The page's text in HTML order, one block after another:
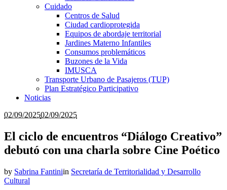
Cuidado
Centros de Salud
Ciudad cardioprotegida
Equipos de abordaje territorial
Jardines Materno Infantiles
Consumos problemáticos
Buzones de la Vida
IMUSCA
Transporte Urbano de Pasajeros (TUP)
Plan Estratégico Participativo
Noticias
02/09/202502/09/2025
El ciclo de encuentros “Diálogo Creativo”
debutó con una charla sobre Cine Poético
by Sabrina Fantiniin Secretaría de Territorialidad y Desarrollo
Cultural